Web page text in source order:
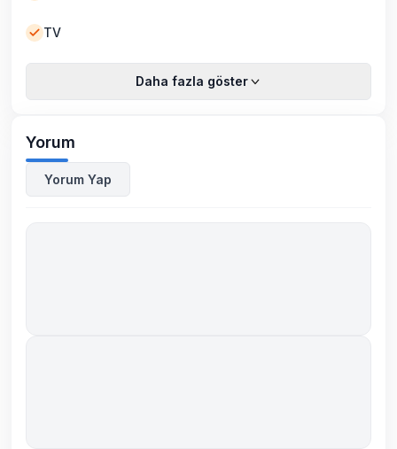
TV
Daha fazla göster
Yorum
Yorum Yap